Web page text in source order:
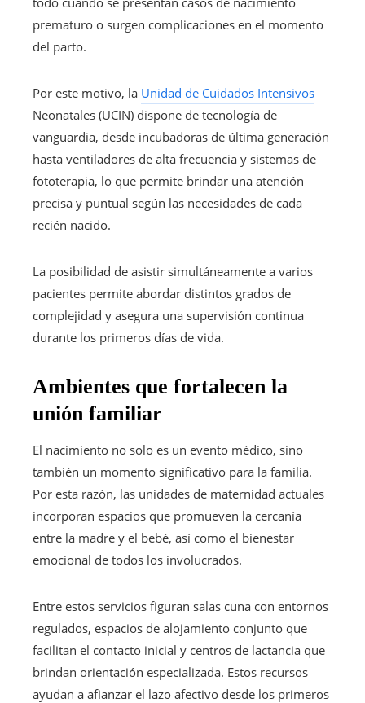
prematuro o surgen complicaciones en el momento
del parto.
Por este motivo, la Unidad de Cuidados Intensivos
Neonatales (UCIN) dispone de tecnología de
vanguardia, desde incubadoras de última generación
hasta ventiladores de alta frecuencia y sistemas de
fototerapia, lo que permite brindar una atención
precisa y puntual según las necesidades de cada
recién nacido.
La posibilidad de asistir simultáneamente a varios
pacientes permite abordar distintos grados de
complejidad y asegura una supervisión continua
durante los primeros días de vida.
Ambientes que fortalecen la
unión familiar
El nacimiento no solo es un evento médico, sino
también un momento significativo para la familia.
Por esta razón, las unidades de maternidad actuales
incorporan espacios que promueven la cercanía
entre la madre y el bebé, así como el bienestar
emocional de todos los involucrados.
Entre estos servicios figuran salas cuna con entornos
regulados, espacios de alojamiento conjunto que
facilitan el contacto inicial y centros de lactancia que
brindan orientación especializada. Estos recursos
ayudan a afianzar el lazo afectivo desde los primeros